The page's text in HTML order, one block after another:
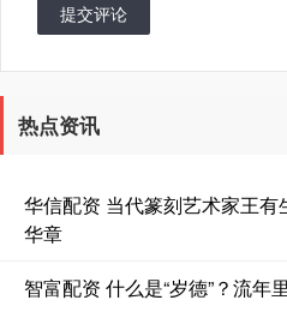
提交评论
热点资讯
华信配资 当代篆刻艺术家王
华章
智富配资 什么是“岁德”？流年